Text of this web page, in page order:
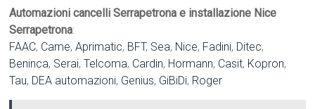
Automazioni cancelli Serrapetrona e installazione Nice
Serrapetrona:
FAAC, Came,Aprimatic, BFT, Sea, Nice, Fadini, Ditec,
Beninca, Serai,Telcoma, Cardin, Hormann, Casit, Kopron,
Tau, DEA automazioni, Genius, GiBiDi, Roger